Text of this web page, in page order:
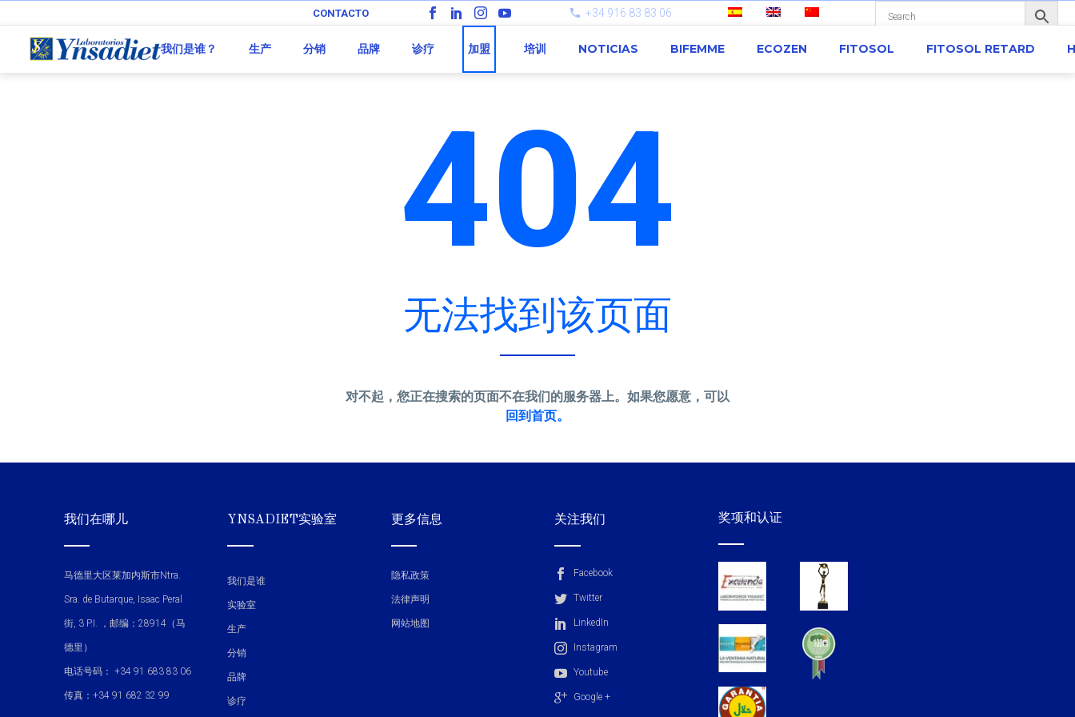
CONTACTO +34 916 83 83 06
我们是谁？ 生产 分销 品牌 诊疗 加盟 培训 NOTICIAS BIFEMME ECOZEN FITOSOL FITOSOL RETARD
404
无法找到该页面
对不起，您正在搜索的页面不在我们的服务器上。如果您愿意，可以
回到首页。
我们在哪儿
马德里大区莱加内斯市Ntra.
Sra. de Butarque, Isaac Peral
街, 3 P.I. ，邮编：28914（马
德里）
电话号码： +34 91 683 83 06
传真：+34 91 682 32 99
YNSADIET实验室
我们是谁
实验室
生产
分销
品牌
诊疗
更多信息
隐私政策
法律声明
网站地图
关注我们
Facebook
Twitter
LinkedIn
Instagram
Youtube
Google +
奖项和认证